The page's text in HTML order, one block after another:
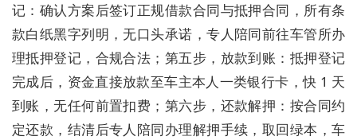
记：确认方案后签订正规借款合同与抵押合同，所有条
款白纸黑字列明，无口头承诺，专人陪同前往车管所办
理抵押登记，合规合法；第五步，放款到账：抵押登记
完成后，资金直接放款至车主本人一类银行卡，快 1 天
到账，无任何前置扣费；第六步，还款解押：按合同约
定还款，结清后专人陪同办理解押手续，取回绿本，车